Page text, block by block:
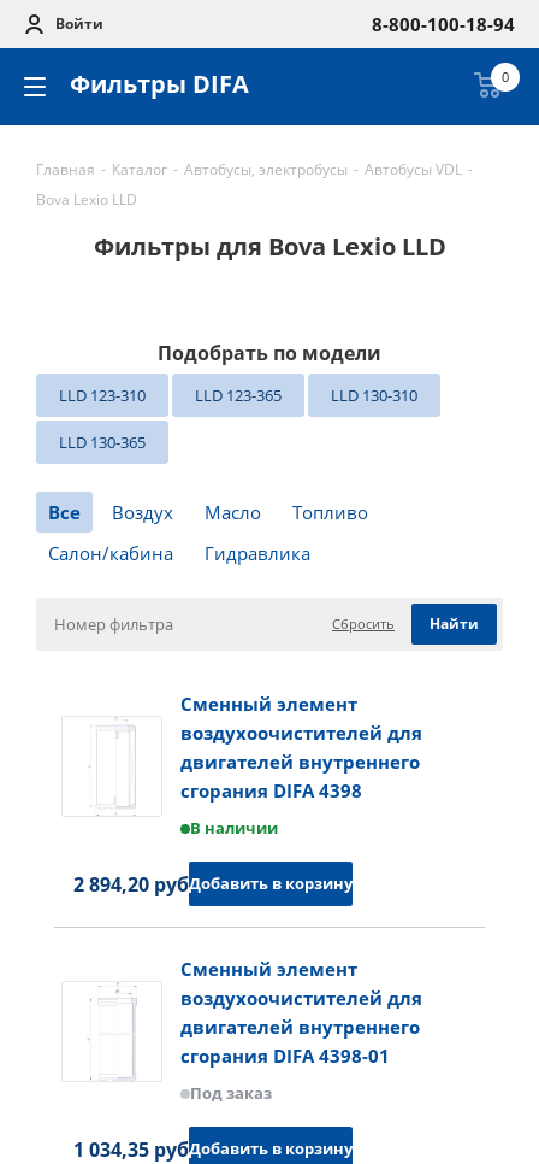
Войти 8-800-100-18-94
Фильтры DIFA 0
Главная - Каталог - Автобусы, электробусы - Автобусы VDL -
Bova Lexio LLD
Фильтры для Bova Lexio LLD
Подобрать по модели
LLD 123-310 LLD 123-365 LLD 130-310
LLD 130-365
Все Воздух Масло
Топливо
Салон/кабина
Гидравлика
Сбросить
Сменный элемент
воздухоочистителей для
двигателей внутреннего
сгорания DIFA 4398
В наличии
2 894,20 руб.Добавить в корзину
Сменный элемент
воздухоочистителей для
двигателей внутреннего
сгорания DIFA 4398-01
Под заказ
1 034,35 руб.Добавить в корзину